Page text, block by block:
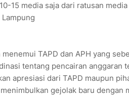
15 media saja dari ratusan
TAPD dan APH yang
tentang pencairan anggaran
apresiasi dari TAPD maupun
gejolak baru dengan